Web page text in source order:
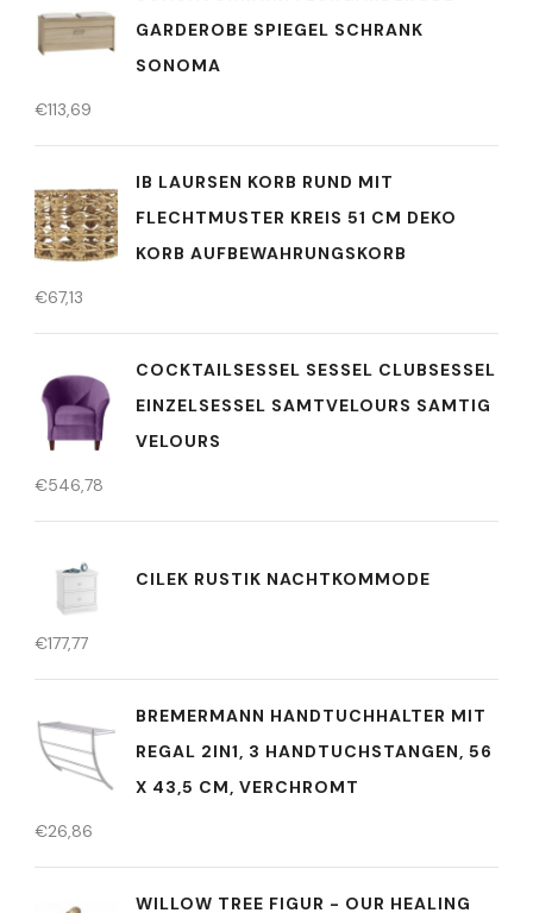
GARDEROBE SPIEGEL SCHRANK
SONOMA
€113,69
IB LAURSEN KORB RUND MIT
FLECHTMUSTER KREIS 51 CM DEKO
KORB AUFBEWAHRUNGSKORB
€67,13
COCKTAILSESSEL SESSEL CLUBSESSEL
EINZELSESSEL SAMTVELOURS SAMTIG
VELOURS
€546,78
CILEK RUSTIK NACHTKOMMODE
€177,77
BREMERMANN HANDTUCHHALTER MIT
REGAL 2IN1, 3 HANDTUCHSTANGEN, 56
X 43,5 CM, VERCHROMT
€26,86
WILLOW TREE FIGUR - OUR HEALING